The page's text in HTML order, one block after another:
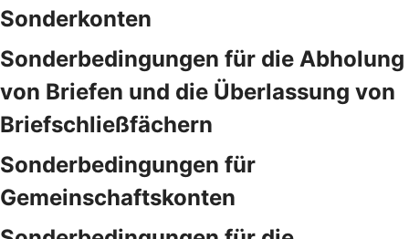
Sonderkonten
Sonderbedingungen für die Abholung
von Briefen und die Überlassung von
Briefschließfächern
Sonderbedingungen für
Gemeinschaftskonten